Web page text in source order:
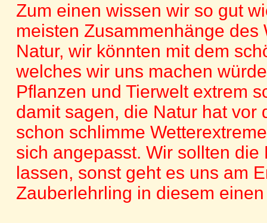
Zum einen wissen wir so gut
meisten Zusammenhänge des
Natur, wir könnten mit dem
welches wir uns machen
Pflanzen und Tierwelt extrem
damit sagen, die Natur hat vor
schon schlimme
sich angepasst. Wir sollten die
lassen, sonst geht es uns am
Zauberlehrling in diesem